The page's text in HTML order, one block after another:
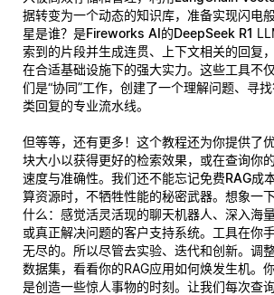
据转变为一个动态的知识库，准备实现闪电
星是谁？是Fireworks AI的DeepSeek R1
索到的片段并生成连贯、上下文相关的回复
在合适基础设施下的强大实力。这些工具不
们是“协同”工作，创建了一个理解问题、寻
类回复的专业流水线。
但等等，还有更多！这个教程还为你提供了
块大小以获得更好的检索效果，或在查询你
速度与准确性。我们还不能忘记免费RAG成
算资源时，不牺牲性能的秘密武器。想象一
什么：感觉活灵活现的聊天机器人、深入海
或真正解决问题的客户支持系统。工具在你
无尽的。所以尽管去实验、迭代和创新。调
数据集，看看你的RAG应用如何焕发生机。
是创造一些惊人事物的时刻。让我们每次查